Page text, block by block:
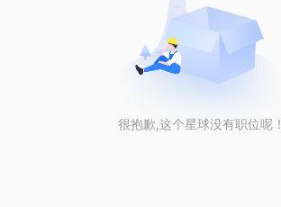
很抱歉,这个星球没有职位呢！